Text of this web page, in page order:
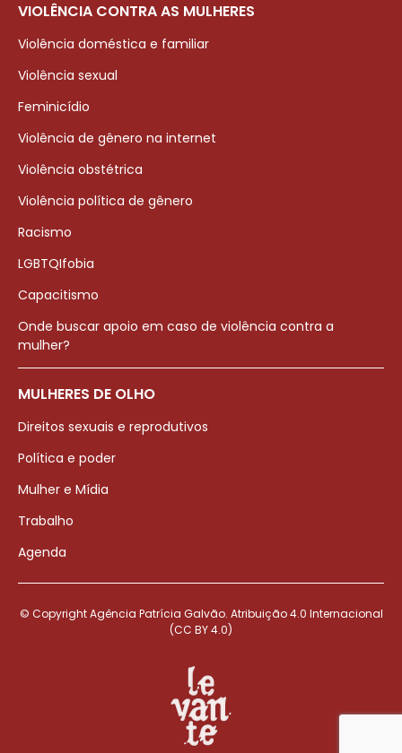
VIOLÊNCIA CONTRA AS MULHERES
Violência doméstica e familiar
Violência sexual
Feminicídio
Violência de gênero na internet
Violência obstétrica
Violência política de gênero
Racismo
LGBTQIfobia
Capacitismo
Onde buscar apoio em caso de violência contra a
mulher?
MULHERES DE OLHO
Direitos sexuais e reprodutivos
Política e poder
Mulher e Mídia
Trabalho
Agenda
© Copyright Agência Patrícia Galvão. Atribuição 4.0 Internacional
(CC BY 4.0)